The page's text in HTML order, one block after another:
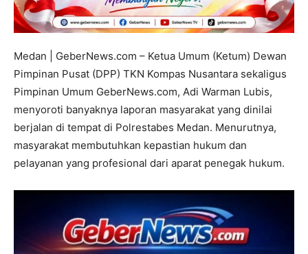
Medan | GeberNews.com – Ketua Umum (Ketum) Dewan
Pimpinan Pusat (DPP) TKN Kompas Nusantara sekaligus
Pimpinan Umum GeberNews.com, Adi Warman Lubis,
menyoroti banyaknya laporan masyarakat yang dinilai
berjalan di tempat di Polrestabes Medan. Menurutnya,
masyarakat membutuhkan kepastian hukum dan
pelayanan yang profesional dari aparat penegak hukum.